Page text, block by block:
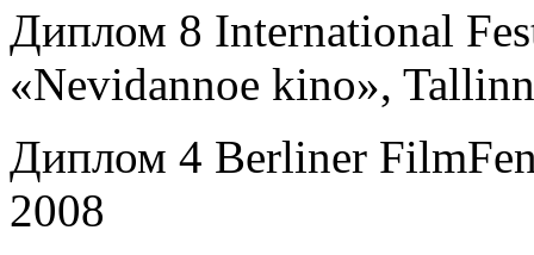
Диплом 8 International
«Nevidannoe kino»,
Диплом 4 Berliner
2008